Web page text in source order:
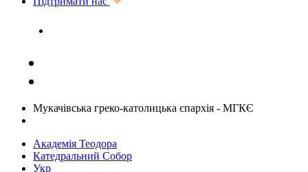
Мукачівська греко-католицька єпархія - МГКЄ
Академія Теодора
Катедральний Собор
Укр